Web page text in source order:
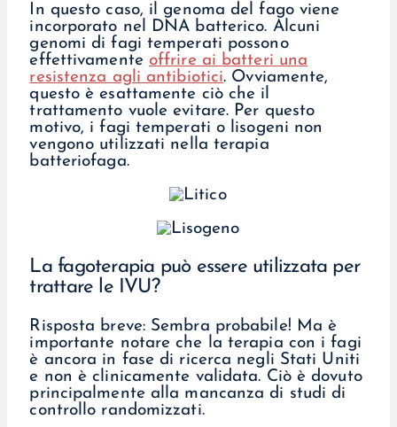
In questo caso, il genoma del fago viene
incorporato nel DNA batterico. Alcuni
genomi di fagi temperati possono
effettivamente offrire ai batteri una
resistenza agli antibiotici. Ovviamente,
questo è esattamente ciò che il
trattamento vuole evitare. Per questo
motivo, i fagi temperati o lisogeni non
vengono utilizzati nella terapia
batteriofaga.
La fagoterapia può essere utilizzata per
trattare le IVU?
Risposta breve: Sembra probabile! Ma è
importante notare che la terapia con i fagi
è ancora in fase di ricerca negli Stati Uniti
e non è clinicamente validata. Ciò è dovuto
principalmente alla mancanza di studi di
controllo randomizzati.